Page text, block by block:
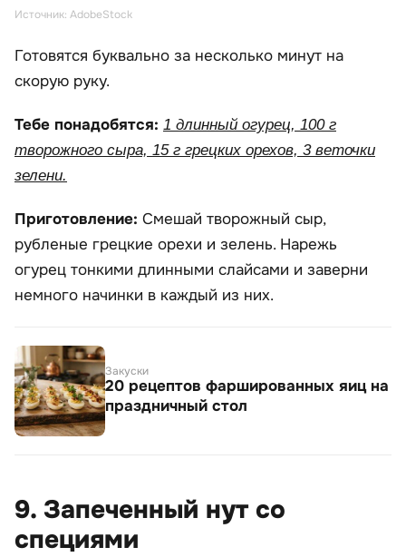
Источник: AdobeStock
Готовятся буквально за несколько минут на
скорую руку.
Тебе понадобятся: 1 длинный огурец, 100 г
творожного сыра, 15 г грецких орехов, 3 веточки
зелени.
Приготовление: Смешай творожный сыр,
рубленые грецкие орехи и зелень. Нарежь
огурец тонкими длинными слайсами и заверни
немного начинки в каждый из них.
Закуски
20 рецептов фаршированных яиц на
праздничный стол
9. Запеченный нут со
специями